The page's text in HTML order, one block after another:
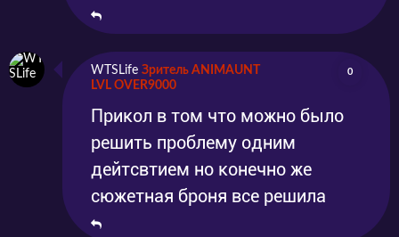
WTSLife Зритель ANIMAUNT
LVL OVER9000
0
Прикол в том что можно было
решить проблему одним
дейтсвтием но конечно же
сюжетная броня все решила